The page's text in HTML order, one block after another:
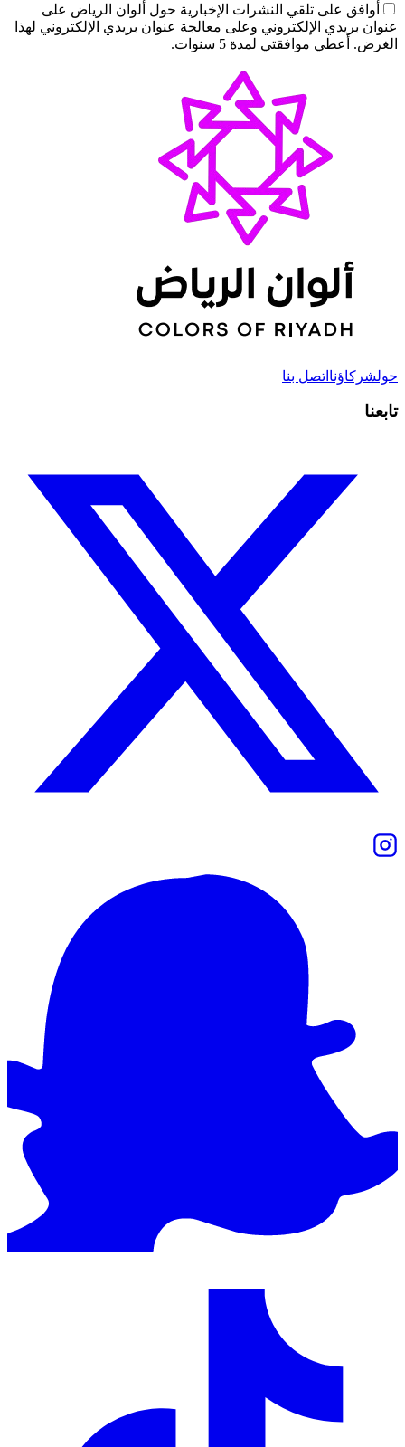
أوافق على تلقي النشرات الإخبارية حول ألوان الرياض على
عنوان بريدي الإلكتروني وعلى معالجة عنوان بريدي الإلكتروني لهذا
الغرض. أعطي موافقتي لمدة 5 سنوات.
حولشركاؤنا اتصل بنا
تابعنا